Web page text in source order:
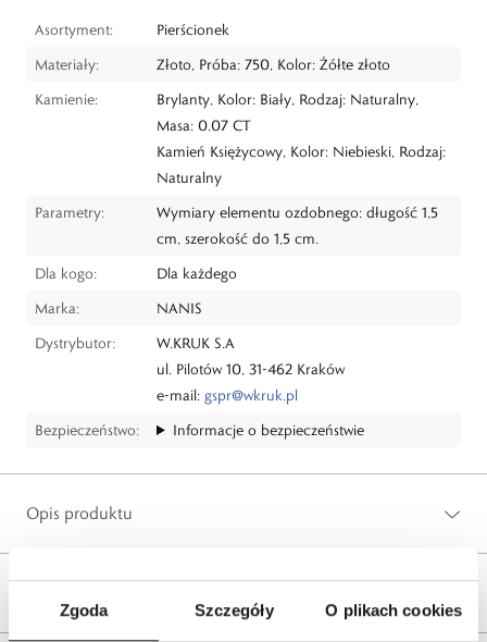
Zgoda Szczegóły O plikach cookies
Asortyment:
Pierścionek
Materiały:
Złoto, Próba: 750, Kolor: Żółte złoto
Kamienie:
Brylanty, Kolor: Biały, Rodzaj: Naturalny,
Masa: 0.07 CT
Kamień Księżycowy, Kolor: Niebieski, Rodzaj:
Naturalny
Parametry:
Wymiary elementu ozdobnego: długość 1,5
cm, szerokość do 1,5 cm.
Dla kogo:
Dla każdego
Marka:
NANIS
Dystrybutor:
W.KRUK S.A
ul. Pilotów 10, 31-462 Kraków
e-mail: gspr@wkruk.pl
Bezpieczeństwo:
Informacje o bezpieczeństwie
Opis produktu